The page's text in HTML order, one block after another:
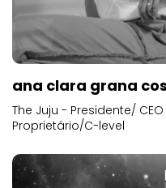
ana clara grana
The Juju - Presidente/
Proprietário/C-level